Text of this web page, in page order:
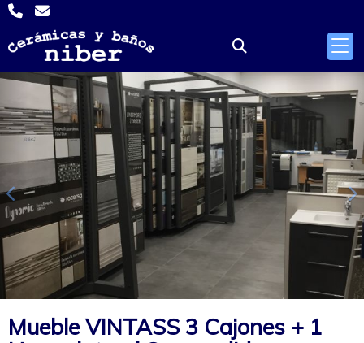
Anterior
Mueble VINTASS 3 Cajones + 1